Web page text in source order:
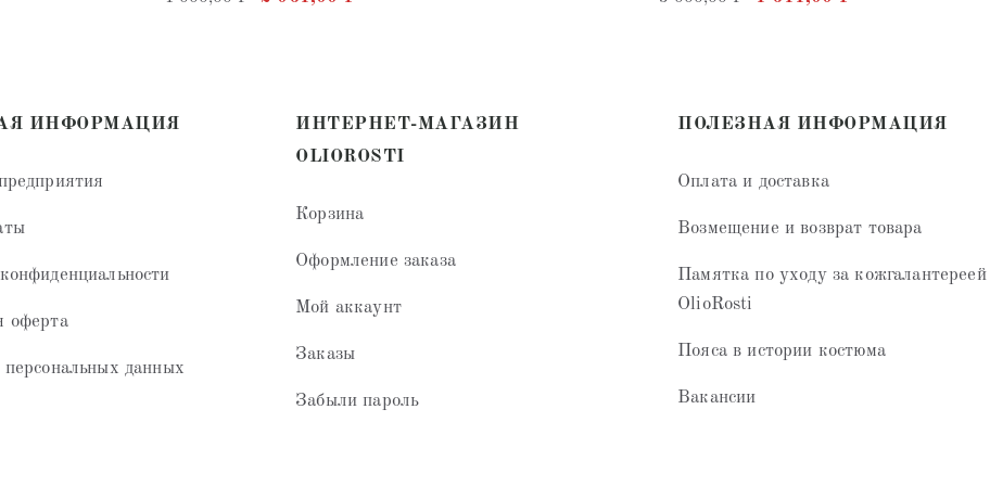
4.32
4.77
ИНФОРМАЦИЯ
оферта
персональных данных
ИНТЕРНЕТ-МАГАЗИН
OLIOROSTI
Корзина
Оформление заказа
Мой аккаунт
Заказы
Забыли пароль
ПОЛЕЗНАЯ ИНФОРМАЦИЯ
Оплата и доставка
Возмещение и возврат товара
Памятка по уходу за кожгалантереей
OlioRosti
Пояса в истории костюма
Вакансии